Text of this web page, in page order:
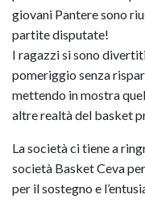
giovani Pantere sono
partite disputate!
I ragazzi si sono
pomeriggio senza
mettendo in mostra
altre realtà del basket
La società ci tiene a
società Basket Ceva
per il sostegno e